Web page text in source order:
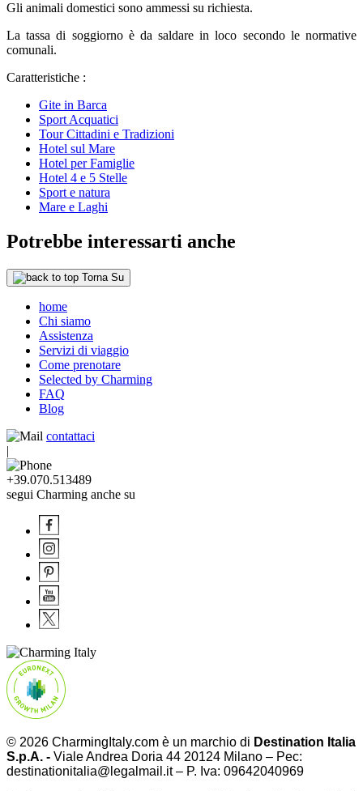
Gli animali domestici sono ammessi su richiesta.
La tassa di soggiorno è da saldare in loco secondo le normative
comunali.
Caratteristiche :
Gite in Barca
Sport Acquatici
Tour Cittadini e Tradizioni
Hotel sul Mare
Hotel per Famiglie
Hotel 4 e 5 Stelle
Sport e natura
Mare e Laghi
Potrebbe interessarti anche
Torna Su
home
Chi siamo
Assistenza
Servizi di viaggio
Come prenotare
Selected by Charming
FAQ
Blog
contattaci
|
+39.070.513489
segui Charming anche su
© 2026 CharmingItaly.com è un marchio di Destination Italia
S.p.A. - Viale Andrea Doria 44 20124 Milano – Pec:
destinationitalia@legalmail.it – P. Iva: 09642040969